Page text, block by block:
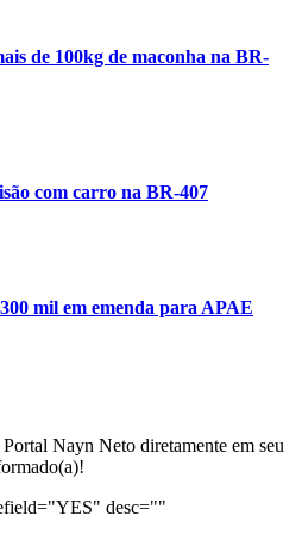
de 100kg de maconha na BR-
com carro na BR-407
mil em emenda para APAE
Nayn Neto diretamente em seu
desc=""